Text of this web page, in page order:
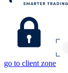
go to client zone